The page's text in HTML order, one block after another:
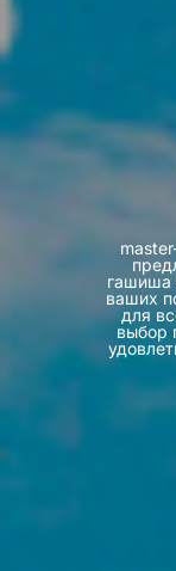
гашиша
ваших
для
выбор